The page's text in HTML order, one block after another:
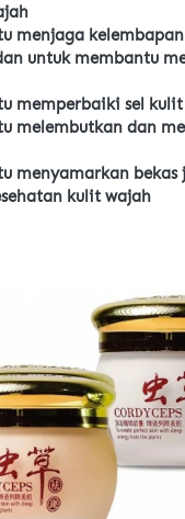
menjaga
untuk membantu
memperbaiki sel
melembutkan dan
menyamarkan bekas
kulit wajah